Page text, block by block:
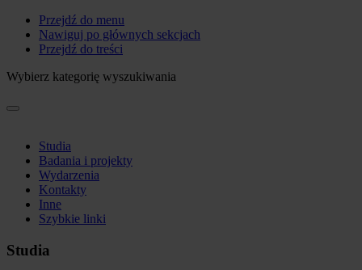
Przejdź do menu
Nawiguj po głównych sekcjach
Przejdź do treści
Wybierz kategorię wyszukiwania
Studia
Badania i projekty
Wydarzenia
Kontakty
Inne
Szybkie linki
Studia